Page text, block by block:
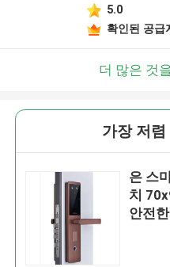
5.0
확인된 공급
더 많은 것
가장 저
은 스
치
안전